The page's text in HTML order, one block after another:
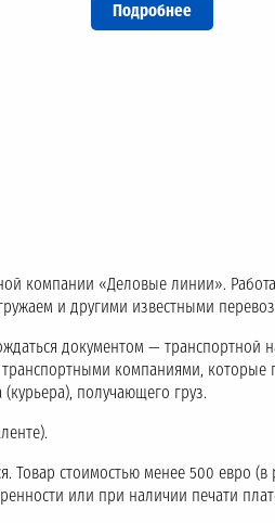
Подробнее
компании «Деловые линии».
и другими известными
документом — транспортной
компаниями, которые
получающего груз.
Товар стоимостью менее 500 евро (в
или при наличии печати